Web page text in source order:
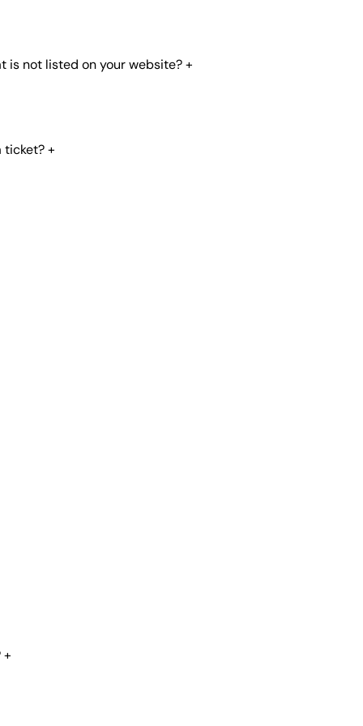
is not listed on your website?+
ticket?+
+